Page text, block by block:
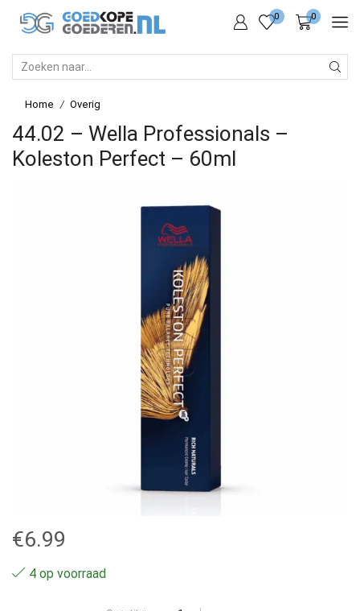
0 0
Home / Overig
44.02 – Wella Professionals –
Koleston Perfect – 60ml
€6.99
4 op voorraad